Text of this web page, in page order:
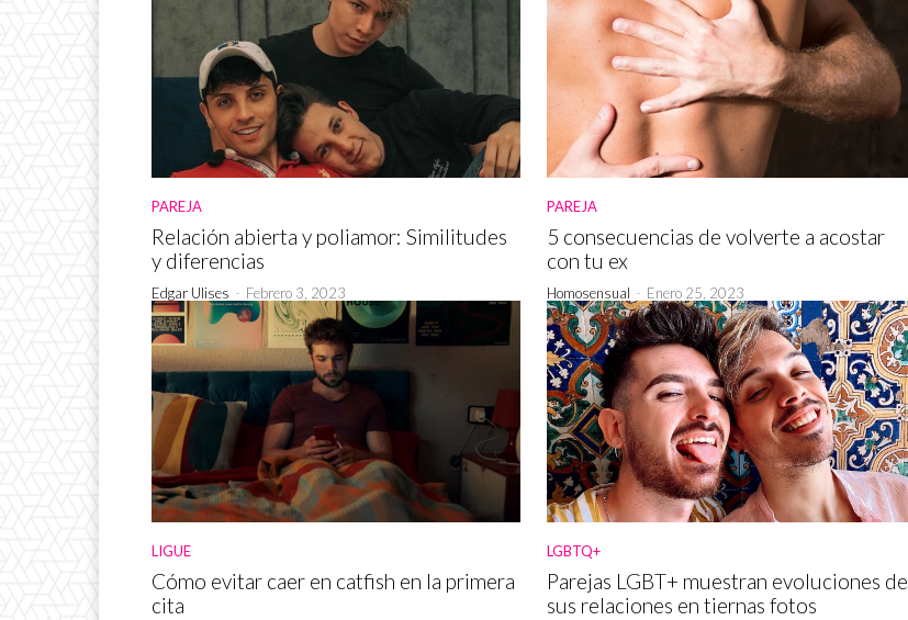
PAREJA
Relación abierta y poliamor: Similitudes
y diferencias
Edgar Ulises - Febrero 3, 2023
PAREJA
5 consecuencias de volverte a acostar
con tu ex
Homosensual - Enero 25, 2023
LIGUE
Cómo evitar caer en catfish en la primera
cita
LGBTQ+
Parejas LGBT+ muestran evoluciones de
sus relaciones en tiernas fotos